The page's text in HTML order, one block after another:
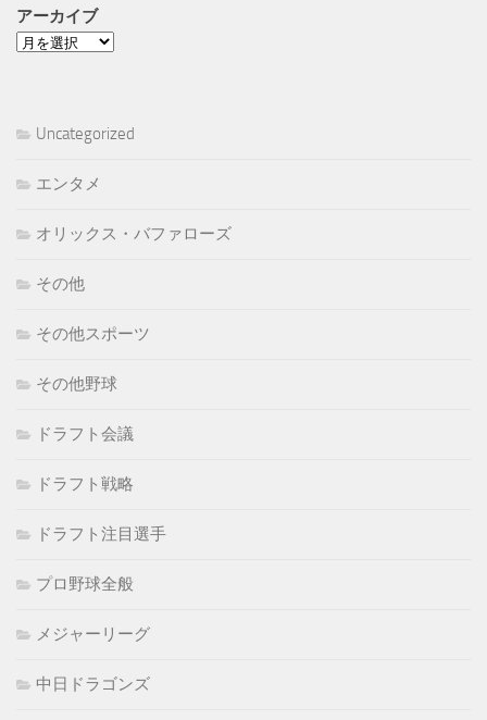
アーカイブ
ア
ブ
Uncategorized
エンタメ
オリックス・バファローズ
その他
その他スポーツ
その他野球
ドラフト会議
ドラフト戦略
ドラフト注目選手
プロ野球全般
メジャーリーグ
中日ドラゴンズ